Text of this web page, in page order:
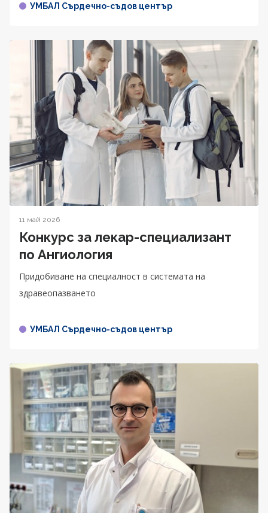
УМБАЛ Сърдечно-съдов център
11 май 2026
Конкурс за лекар-специализант
по Ангиология
Придобиване на специалност в системата на
здравеопазването
УМБАЛ Сърдечно-съдов център